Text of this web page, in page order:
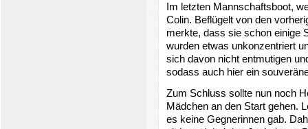
Im letzten Mannschaftsboot,
Colin. Beflügelt von den
merkte, dass sie schon einige
wurden etwas unkonzentriert
sich davon nicht entmutigen
sodass auch hier ein
Zum Schluss sollte nun noch
Mädchen an den Start gehen.
es keine Gegnerinnen gab.